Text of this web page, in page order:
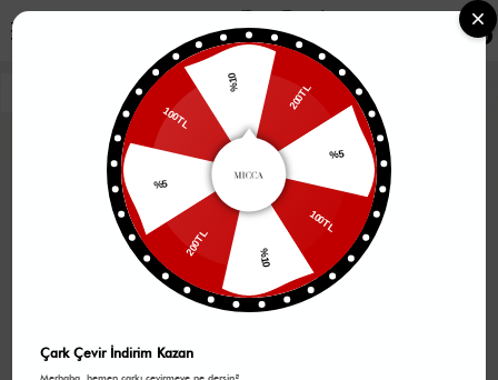
0
%10
200TL
%5
100TL
%10
200TL
%5
100TL
Çark Çevir İndirim Kazan
Merhaba, hemen çarkı çevirmeye ne dersin?